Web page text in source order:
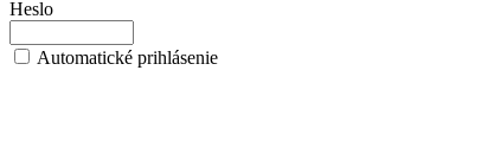
Heslo
Automatické prihlásenie